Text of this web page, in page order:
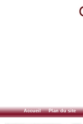
Accueil Plan du site